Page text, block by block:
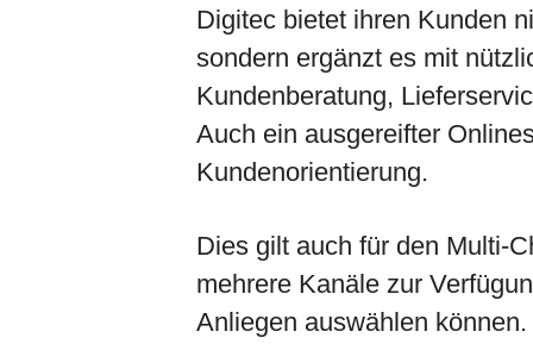
Digitec bietet ihren Kunden
sondern ergänzt es mit
Kundenberatung,
Auch ein ausgereifter
Kundenorientierung.
Dies gilt auch für den Multi-
mehrere Kanäle zur
Anliegen auswählen